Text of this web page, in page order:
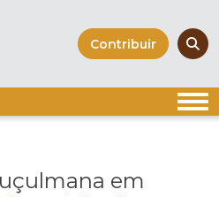
Contribuir
em